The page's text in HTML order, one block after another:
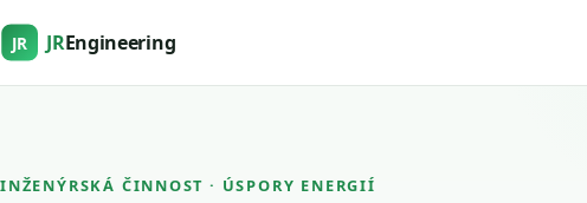
JR JREngineering
INŽENÝRSKÁ ČINNOST · ÚSPORY ENERGIÍ